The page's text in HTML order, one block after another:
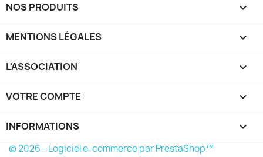
NOS PRODUITS 
MENTIONS LÉGALES 
L'ASSOCIATION 
VOTRE COMPTE 
INFORMATIONS keyboard_arrow_down
© 2026 - Logiciel e-commerce par PrestaShop™